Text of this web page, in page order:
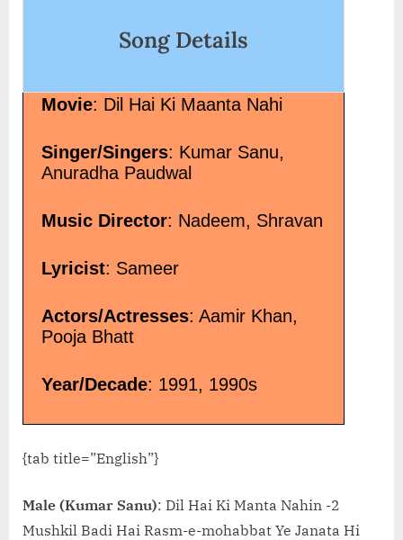
text"> “उह.. आह-क्या कहूँ जानेमन Kya
Lyrics”</span> »</a></p>Song Details
Movie: Dil Hai Ki Maanta Nahi
Singer/Singers: Kumar Sanu,
Anuradha Paudwal
Music Director: Nadeem, Shravan
Lyricist: Sameer
Actors/Actresses: Aamir Khan,
Pooja Bhatt
Year/Decade: 1991, 1990s
{tab title=”English”}
Male (Kumar Sanu): Dil Hai Ki Manta Nahin -2
Mushkil Badi Hai Rasm-e-mohabbat Ye Janata Hi